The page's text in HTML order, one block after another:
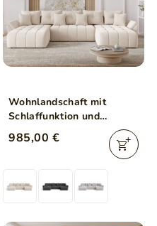
Wohnlandschaft mit
Schlaffunktion und
Bettkasten Decor U Beige
985,00 €